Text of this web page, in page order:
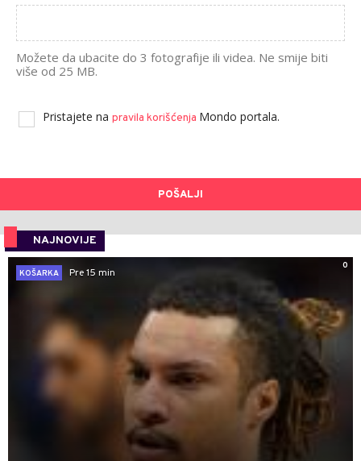
Možete da ubacite do 3 fotografije ili videa. Ne smije biti
više od 25 MB.
Pristajete na pravila korišćenja Mondo portala.
POŠALJI
NAJNOVIJE
0
KOŠARKA
Pre 15 min